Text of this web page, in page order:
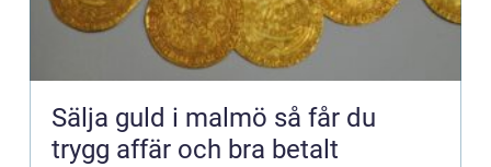
Sälja guld i malmö så får du
trygg affär och bra betalt